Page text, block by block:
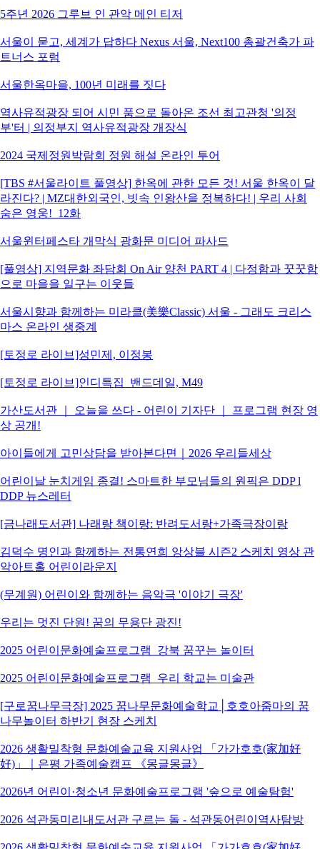
5주년 2026 그루브 인 관악 메인 티저
서울이 묻고, 세계가 답하다 Nexus 서울, Next100 총괄건축가 파
트너스 포럼
서울한옥마을, 100년 미래를 짓다
역사유적광장 되어 시민 품으로 돌아온 조선 최고관청 '의정
부'터 | 의정부지 역사유적광장 개장식
2024 국제정원박람회 정원 해설 온라인 투어
[TBS #서울라이트 풀영상] 한옥에 관한 모든 것! 서울 한옥이 달
라진다? | MZ대한외국인, 빗속 인왕산을 정복하다! | 우리 사회
숨은 영웅!_12화
서울윈터페스타 개막식 광화문 미디어 파사드
[풀영상] 지역문화 좌담회 On Air 양천 PART 4 | 다정함과 꿋꿋함
으로 마을을 일구는 이웃들
서울시향과 함께하는 미라클(美樂Classic) 서울 - 그래도 크리스
마스 온라인 생중계
[토정로 라이브]성민제, 이정봉
[토정로 라이브]인디특집_밴드데일, M49
가산도서관 ｜ 오늘을 쓰다 - 어린이 기자단 ｜ 프로그램 현장 영
상 공개!
아이들에게 고민상담을 받아본다면｜2026 우리들세상
어린이날 눈치게임 종결! 스마트한 부모님들의 원픽은 DDP l
DDP 뉴스레터
[금나래도서관] 나래랑 책이랑: 반려도서랑+가족극장이랑
김덕수 명인과 함께하는 전통연희 앙상블 시즌2 스케치 영상 관
악아트홀 어린이라운지
(무계원) 어린이와 함께하는 음악극 '이야기 극장'
우리는 멋진 단원! 꿈의 무용단 광진!
2025 어린이문화예술프로그램_강북 꿈꾸는 놀이터
2025 어린이문화예술프로그램_우리 학교는 미술관
[구로꿈나무극장] 2025 꿈나무문화예술학교│호호아줌마의 꿈
나무놀이터 하반기 현장 스케치
2026 생활밀착형 문화예술교육 지원사업 「가가호호(家加好
好)」｜은평 가족예술캠프 《몽글몽글》
2026년 어린이·청소년 문화예술프로그램 '숲으로 예술탐험'
2026 석관동미리내도서관 구르는 돌 - 석관동어린이역사탐방